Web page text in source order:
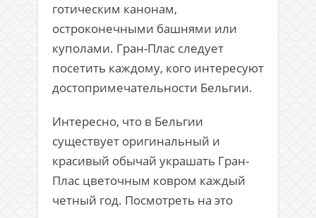
готическим канонам,
остроконечными башнями или
куполами. Гран-Плас следует
посетить каждому, кого интересуют
достопримечательности Бельгии.
Интересно, что в Бельгии
существует оригинальный и
красивый обычай украшать Гран-
Плас цветочным ковром каждый
четный год. Посмотреть на это